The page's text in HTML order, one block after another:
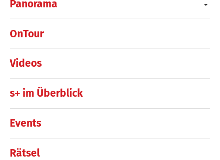
Panorama
OnTour
Videos
s+ im Überblick
Events
Rätsel